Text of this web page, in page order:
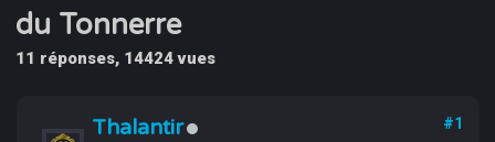
Chute du Tonnerre
du Tonnerre
11 réponses, 14424 vues
Thalantir #1